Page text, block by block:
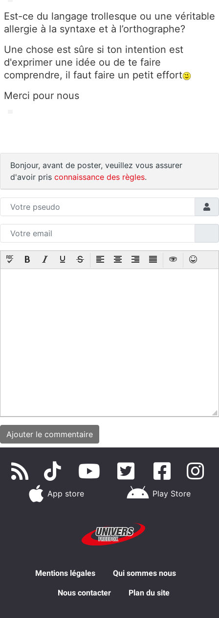
Est-ce du langage trollesque ou une véritable
allergie à la syntaxe et à l’orthographe?
Une chose est sûre si ton intention est
d'exprimer une idée ou de te faire
comprendre, il faut faire un petit effort
Merci pour nous
Bonjour, avant de poster, veuillez vous assurer
d'avoir pris connaissance des règles.
App store Play Store
Mentions légales Qui sommes nous
Nous contacter Plan du site